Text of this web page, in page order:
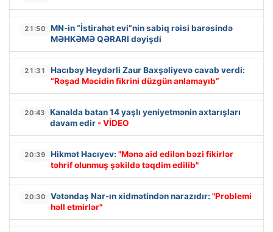
21:50
MN-in “İstirahət evi”nin sabiq rəisi barəsində
MƏHKƏMƏ QƏRARI dəyişdi
21:31
Hacıbəy Heydərli Zaur Baxşəliyevə cavab verdi:
“Rəşad Məcidin fikrini düzgün anlamayıb”
20:43
Kanalda batan 14 yaşlı yeniyetmənin axtarışları
davam edir - VİDEO
20:39 Hikmət Hacıyev: "Mənə aid edilən bəzi fikirlər
təhrif olunmuş şəkildə təqdim edilib"
20:30 Vətəndaş Nar-ın xidmətindən narazıdır: "Problemi
həll etmirlər"